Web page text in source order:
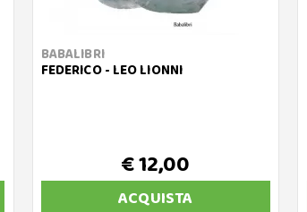
BABALIBRI
FEDERICO - LEO LIONNI
€ 12,00
ACQUISTA